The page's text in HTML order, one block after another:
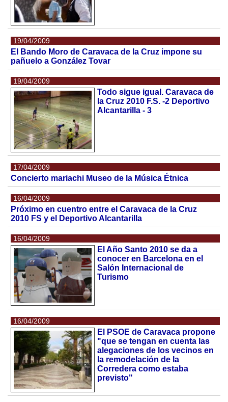
19/04/2009
El Bando Moro de Caravaca de la Cruz impone su
pañuelo a González Tovar
19/04/2009
Todo sigue igual. Caravaca de
la Cruz 2010 F.S. -2 Deportivo
Alcantarilla - 3
17/04/2009
Concierto mariachi Museo de la Música Étnica
16/04/2009
Próximo en cuentro entre el Caravaca de la Cruz
2010 FS y el Deportivo Alcantarilla
16/04/2009
El Año Santo 2010 se da a
conocer en Barcelona en el
Salón Internacional de
Turismo
16/04/2009
El PSOE de Caravaca propone
"que se tengan en cuenta las
alegaciones de los vecinos en
la remodelación de la
Corredera como estaba
previsto"